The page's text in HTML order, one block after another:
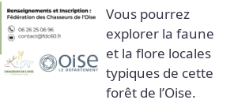
Vous pourrez
explorer la faune
et la flore locales
typiques de cette
forêt de l’Oise.